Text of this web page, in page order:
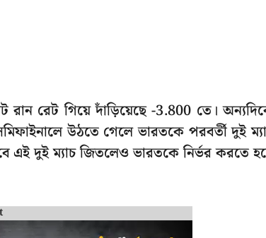
রান রেট গিয়ে দাঁড়িয়েছে -3.800 তে।
উঠতে গেলে ভারতকে পরবর্তী দুই
এই দুই ম্যাচ জিতলেও ভারতকে নির্ভর করতে